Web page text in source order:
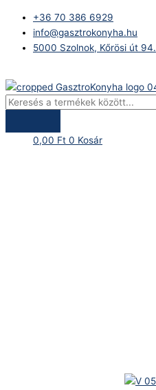
content
+36 70 386 6929
info@gasztrokonyha.hu
5000 Szolnok, Kőrösi út 94.
search
0,00 Ft 0 Kosár
Compact
V3
egy
,
üveg
ajtós
borszekrény,